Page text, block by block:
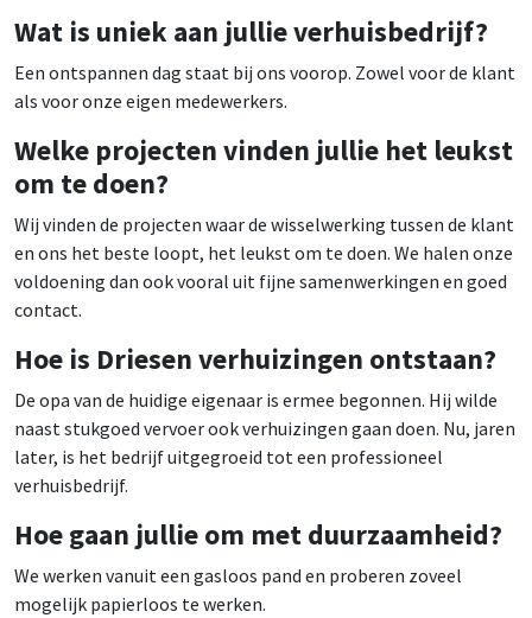
Wat is uniek aan jullie verhuisbedrijf?
Een ontspannen dag staat bij ons voorop. Zowel voor de klant
als voor onze eigen medewerkers.
Welke projecten vinden jullie het leukst
om te doen?
Wij vinden de projecten waar de wisselwerking tussen de klant
en ons het beste loopt, het leukst om te doen. We halen onze
voldoening dan ook vooral uit fijne samenwerkingen en goed
contact.
Hoe is Driesen verhuizingen ontstaan?
De opa van de huidige eigenaar is ermee begonnen. Hij wilde
naast stukgoed vervoer ook verhuizingen gaan doen. Nu, jaren
later, is het bedrijf uitgegroeid tot een professioneel
verhuisbedrijf.
Hoe gaan jullie om met duurzaamheid?
We werken vanuit een gasloos pand en proberen zoveel
mogelijk papierloos te werken.